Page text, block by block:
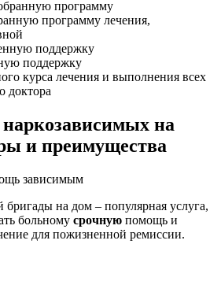
программу лечения,
поддержку
курса лечения и выполнения всех
доктора
на
и преимущества
бригады на дом – популярная услуга,
больному срочную помощь и
для пожизненной ремиссии.